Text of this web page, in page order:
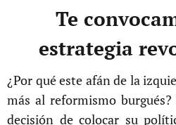
Te
estrategia
¿Por qué este afán de la
más al reformismo
decisión de colocar su